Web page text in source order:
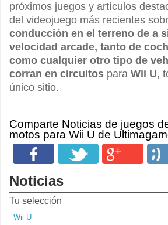
próximos juegos y artículos
del videojuego más recientes
conducción en el terreno de a
velocidad arcade, tanto de
como cualquier otro tipo de
corran en circuitos para Wii U,
único sitio.
Comparte Noticias de juegos
motos para Wii U de
Noticias
Tu selección
Wii U